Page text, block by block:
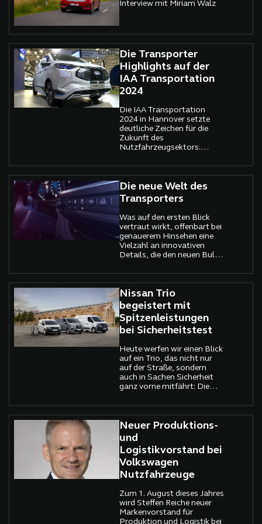
dem neuen UNI-TOUCH-
Interview mit Miriam Walz
Die Transporter
Highlights auf der
IAA Transportation
2024
Die IAA Transportation
2024 in Hannover setzte
deutliche Zeichen für die
Zukunft des
Nutzfahrzeugsektors.
digitale Vernetzung und
flexible
Einsatzmöglichkeiten
standen im Mittelpunkt –
präsentiert von
Branchenriesen wie
Volkswagen, Maxus, Ford
und Kia, die ihre neuesten
Innovationen vorstellten.
Die neue Welt des
Transporters
Was auf den ersten Blick
vertraut wirkt, offenbart bei
genauerem Hinsehen eine
Vielzahl an innovativen
Details, die den neuen Bulli
Nissan Trio
begeistert mit
Spitzenleistungen
bei Sicherheitstest
Heute werfen wir einen Blick
auf ein Trio, das nicht nur
auf der Straße, sondern
auch in Sachen Sicherheit
ganz vorne mitfährt: Die
Nissan.
Neuer Produktions-
und
Logistikvorstand bei
Volkswagen
Nutzfahrzeuge
Zum 1. August dieses Jahres
wird Steffen Reiche neuer
Markenvorstand für
Produktion und Logistik bei